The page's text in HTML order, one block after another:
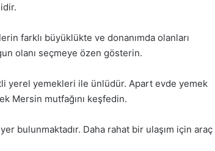
farklı büyüklükte ve donanımda olanları
olanı seçmeye özen gösterin.
yerel yemekleri ile ünlüdür. Apart evde yemek
Mersin mutfağını keşfedin.
bulunmaktadır. Daha rahat bir ulaşım için araç